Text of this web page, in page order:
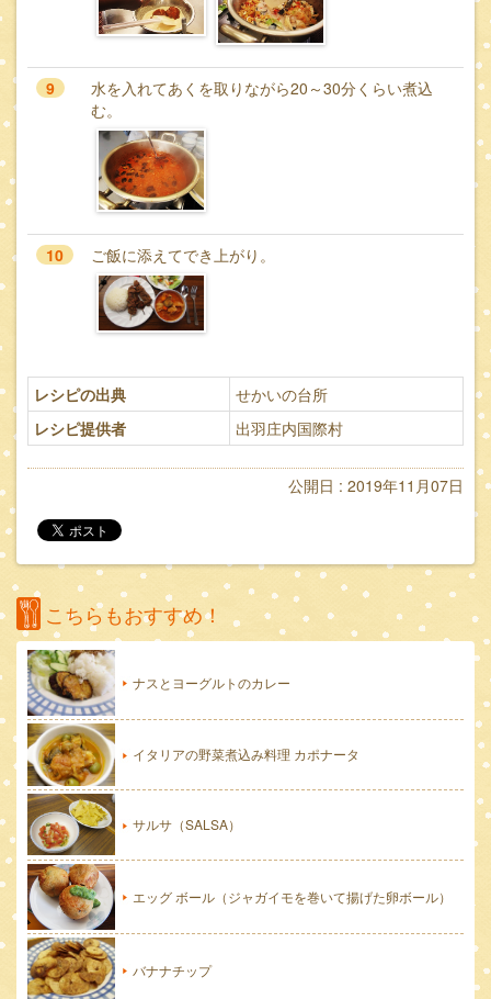
9
水を入れてあくを取りながら20～30分くらい煮込
む。
10 ご飯に添えてでき上がり。
レシピの出典
せかいの台所
レシピ提供者
出羽庄内国際村
公開日 : 2019年11月07日
こちらもおすすめ！
ナスとヨーグルトのカレー
イタリアの野菜煮込み料理 カポナータ
サルサ（SALSA）
エッグ ボール（ジャガイモを巻いて揚げた卵ボール）
バナナチップ